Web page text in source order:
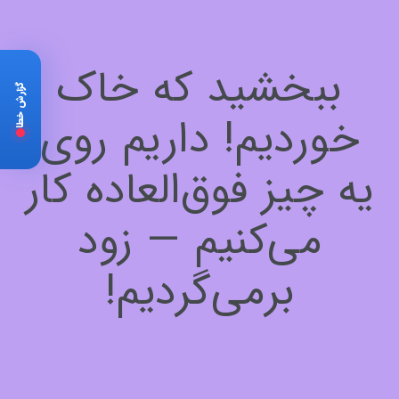
ببخشید که خاک
خوردیم! داریم روی
یه چیز فوق‌العاده کار
می‌کنیم — زود
برمی‌گردیم!
گزارش خطا